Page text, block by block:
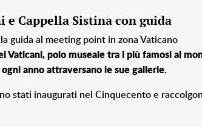
e Cappella Sistina con guida
guida al meeting point in zona Vaticano
Vaticani, polo museale tra i più famosi al
anno attraversano le sue gallerie.
stati inaugurati nel Cinquecento e